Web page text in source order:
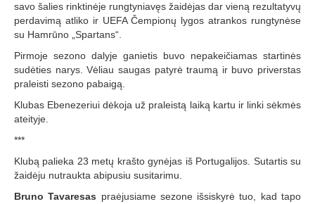
savo šalies rinktinėje rungtyniavęs žaidėjas dar vieną rezultatyvų
perdavimą atliko ir UEFA Čempionų lygos atrankos rungtynėse
su Hamrūno „Spartans“.
Pirmoje sezono dalyje ganietis buvo nepakeičiamas startinės
sudėties narys. Vėliau saugas patyrė traumą ir buvo priverstas
praleisti sezono pabaigą.
Klubas Ebenezeriui dėkoja už praleistą laiką kartu ir linki sėkmės
ateityje.
***
Klubą palieka 23 metų krašto gynėjas iš Portugalijos. Sutartis su
žaidėju nutraukta abipusiu susitarimu.
Bruno Tavaresas praėjusiame sezone išsiskyrė tuo, kad tapo